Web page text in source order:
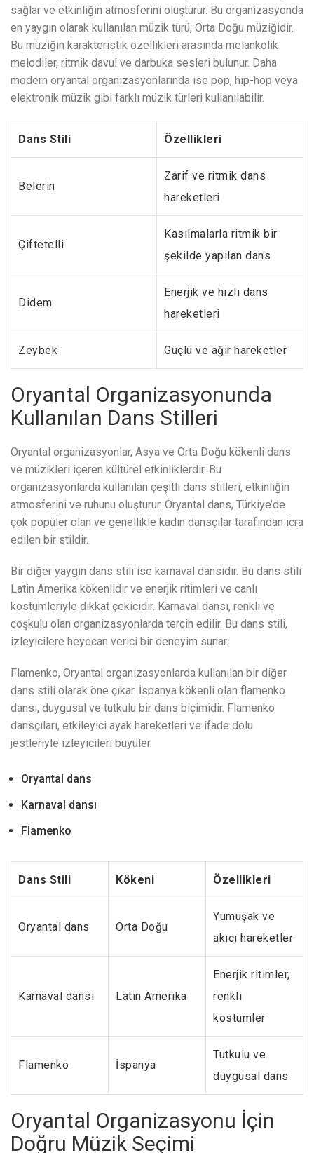
sağlar ve etkinliğin atmosferini oluşturur. Bu organizasyonda
en yaygın olarak kullanılan müzik türü, Orta Doğu müziğidir.
Bu müziğin karakteristik özellikleri arasında melankolik
melodiler, ritmik davul ve darbuka sesleri bulunur. Daha
modern oryantal organizasyonlarında ise pop, hip-hop veya
elektronik müzik gibi farklı müzik türleri kullanılabilir.
Dans Stili Özellikleri
Belerin
Zarif ve ritmik dans
hareketleri
Çiftetelli
Kasılmalarla ritmik bir
şekilde yapılan dans
Didem
Enerjik ve hızlı dans
hareketleri
Zeybek Güçlü ve ağır hareketler
Oryantal Organizasyonunda
Kullanılan Dans Stilleri
Oryantal organizasyonlar, Asya ve Orta Doğu kökenli dans
ve müzikleri içeren kültürel etkinliklerdir. Bu
organizasyonlarda kullanılan çeşitli dans stilleri, etkinliğin
atmosferini ve ruhunu oluşturur. Oryantal dans, Türkiye’de
çok popüler olan ve genellikle kadın dansçılar tarafından icra
edilen bir stildir.
Bir diğer yaygın dans stili ise karnaval dansıdır. Bu dans stili
Latin Amerika kökenlidir ve enerjik ritimleri ve canlı
kostümleriyle dikkat çekicidir. Karnaval dansı, renkli ve
coşkulu olan organizasyonlarda tercih edilir. Bu dans stili,
izleyicilere heyecan verici bir deneyim sunar.
Flamenko, Oryantal organizasyonlarda kullanılan bir diğer
dans stili olarak öne çıkar. İspanya kökenli olan flamenko
dansı, duygusal ve tutkulu bir dans biçimidir. Flamenko
dansçıları, etkileyici ayak hareketleri ve ifade dolu
jestleriyle izleyicileri büyüler.
Oryantal dans
Karnaval dansı
Flamenko
Dans Stili Kökeni Özellikleri
Oryantal dans Orta Doğu
Yumuşak ve
akıcı hareketler
Karnaval dansı Latin Amerika
Enerjik ritimler,
renkli
kostümler
Flamenko İspanya
Tutkulu ve
duygusal dans
Oryantal Organizasyonu İçin
Doğru Müzik Seçimi